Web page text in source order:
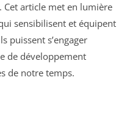
Cet article met en lumière
sensibilisent et équipent
puissent s’engager
de développement
de notre temps.